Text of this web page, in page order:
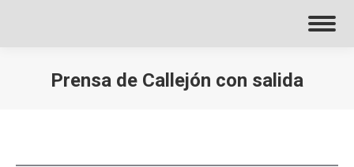
Prensa de Callejón con salida